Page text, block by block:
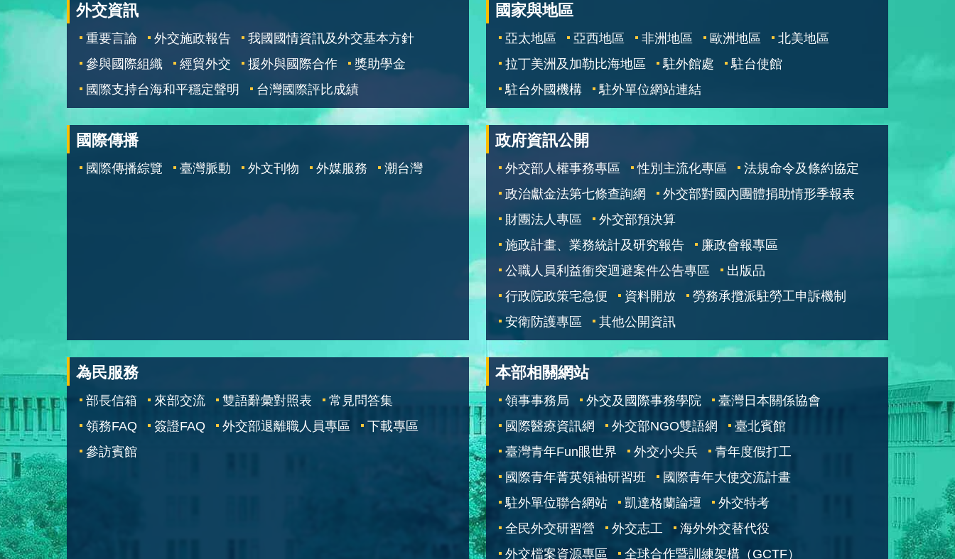
外交資訊
重要言論 外交施政報告
我國國情資訊及外交基本方針
參與國際組織
經貿外交 援外與國際合作
獎助學金
國際支持台海和平穩定聲明
台灣國際評比成績
國家與地區
亞太地區 亞西地區 非洲地區 歐洲地區
北美地區
拉丁美洲及加勒比海地區
駐外館處
駐台使館
駐台外國機構
駐外單位網站連結
國際傳播
國際傳播綜覽 臺灣脈動 外文刊物 外媒服務 潮台灣
政府資訊公開
外交部人權事務專區 性別主流化專區
法規命令及條約協定
政治獻金法第七條查詢網
外交部對國內團體捐助情形季報表
財團法人專區
外交部預決算
施政計畫、業務統計及研究報告
廉政會報專區
公職人員利益衝突迴避案件公告專區
出版品
行政院政策宅急便
資料開放
勞務承攬派駐勞工申訴機制
安衛防護專區
其他公開資訊
為民服務
部長信箱 來部交流 雙語辭彙對照表
常見問答集
領務FAQ
簽證FAQ 外交部退離職人員專區
下載專區
參訪賓館
本部相關網站
領事事務局 外交及國際事務學院
臺灣日本關係協會
國際醫療資訊網
外交部NGO雙語網
臺北賓館
臺灣青年Fun眼世界
外交小尖兵
青年度假打工
國際青年菁英領袖研習班
國際青年大使交流計畫
駐外單位聯合網站
凱達格蘭論壇
外交特考
全民外交研習營
外交志工
海外外交替代役
外交檔案資源專區
全球合作暨訓練架構（GCTF）